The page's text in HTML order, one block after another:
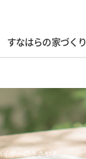
すなはらの家づくり
ザーのささやき